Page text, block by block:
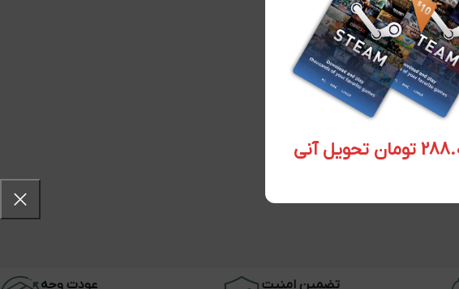
تضمین امنیت عودت وجه